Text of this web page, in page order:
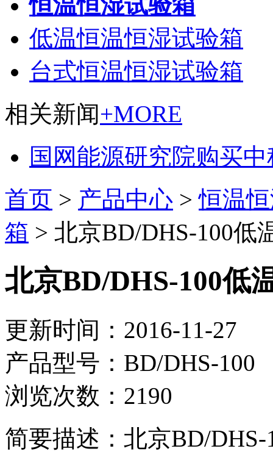
低温恒温恒湿试验箱
台式恒温恒湿试验箱
相关新闻+MORE
国网能源研究院购买
首页 > 产品中心 >恒温
箱 > 北京BD/DHS-100低
北京BD/DHS-100低
更新时间：2016-11-27
产品型号：BD/DHS-100
浏览次数：2190
简要描述：北京BD/